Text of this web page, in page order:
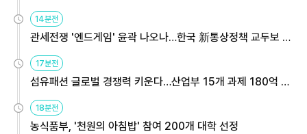
14분전
관세전쟁 '엔드게임' 윤곽 나오나…한국 新통상정책 교두보 활
용해야
17분전
섬유패션 글로벌 경쟁력 키운다…산업부 15개 과제 180억 지
원
18분전
농식품부, '천원의 아침밥' 참여 200개 대학 선정